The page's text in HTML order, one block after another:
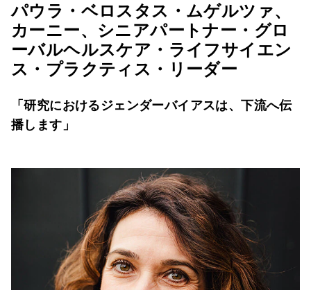
パウラ・ベロスタス・ムゲルツァ、
カーニー、シニアパートナー・グロ
ーバルヘルスケア・ライフサイエン
ス・プラクティス・リーダー
「研究におけるジェンダーバイアスは、下流へ伝
播します」